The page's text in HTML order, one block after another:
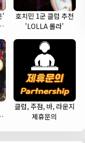
'
호치민 1군 클럽 추천
'LOLLA 롤라'
클럽, 주점, 바, 라운지
제휴문의